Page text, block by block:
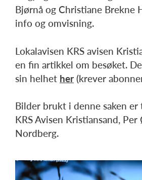
Bjørnå og Christiane Brekne
info og omvisning.
Lokalavisen KRS avisen
en fin artikkel om besøket.
sin helhet her(krever
Bilder brukt i denne saken
KRS Avisen Kristiansand,
Nordberg.